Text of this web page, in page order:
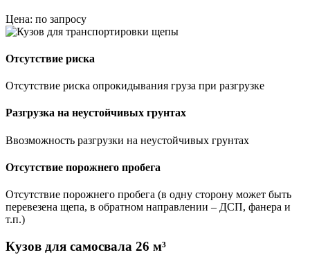
Цена: по запросу
Отсутствие риска
Отсутствие риска опрокидывания груза при разгрузке
Разгрузка на неустойчивых грунтах
Ввозможность разгрузки на неустойчивых грунтах
Отсутствие порожнего пробега
Отсутствие порожнего пробега (в одну сторону может быть
перевезена щепа, в обратном направлении – ДСП, фанера и
т.п.)
Кузов для самосвала 26 м³